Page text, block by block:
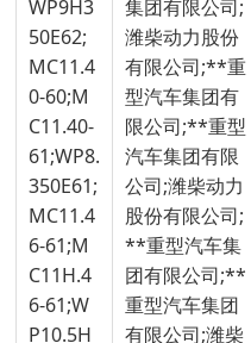
WP9H3
50E62;
MC11.4
0-60;M
C11.40-
61;WP8.
350E61;
MC11.4
6-61;M
C11H.4
6-61;W
P10.5H
集团有限公司;
潍柴动力股份
有限公司;**重
型汽车集团有
限公司;**重型
汽车集团有限
公司;潍柴动力
股份有限公司;
**重型汽车集
团有限公司;**
重型汽车集团
有限公司;潍柴